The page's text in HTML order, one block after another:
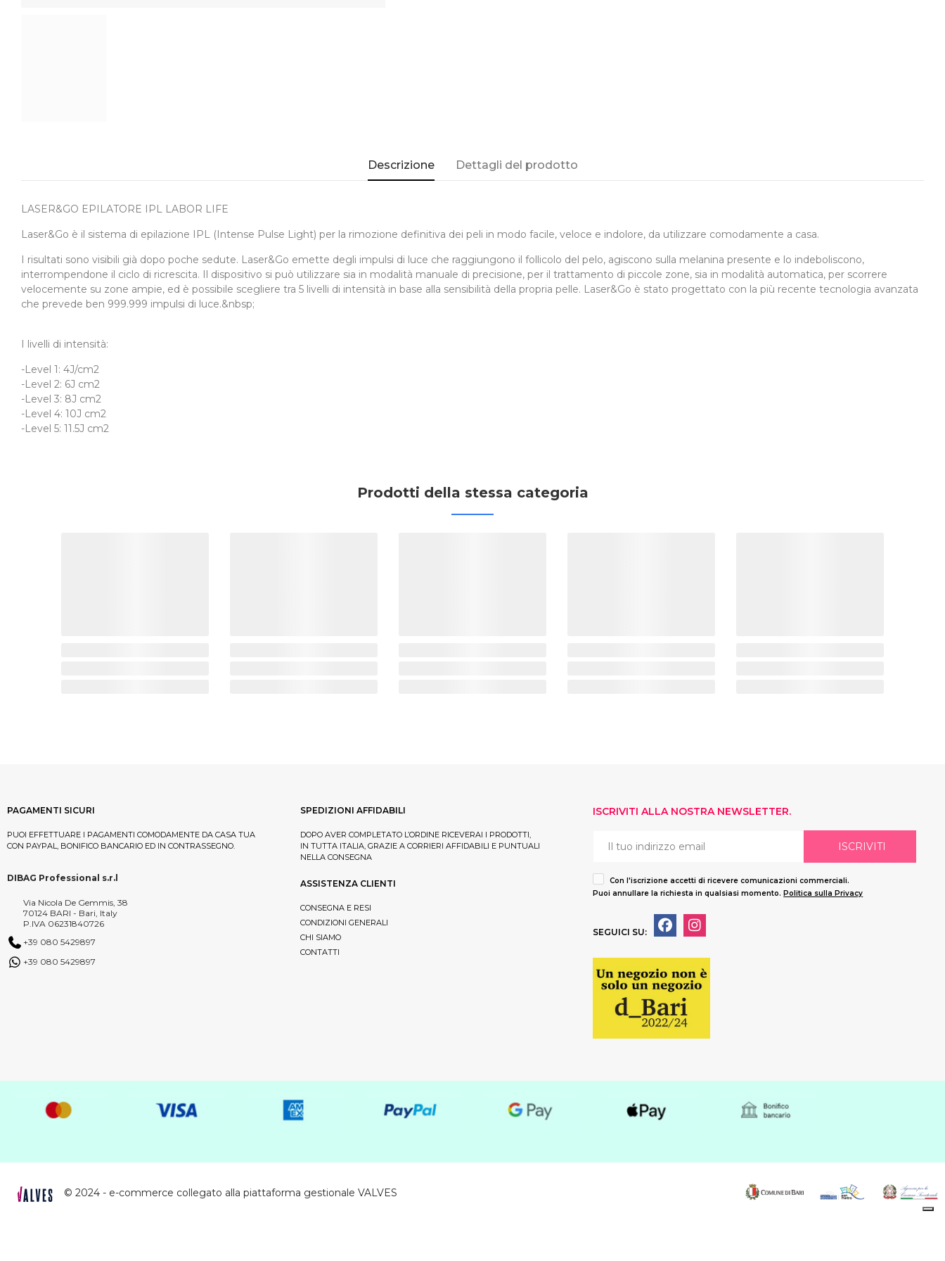
Descrizione Dettagli del prodotto
LASER&GO EPILATORE IPL LABOR LIFE
Laser&Go è il sistema di epilazione IPL (Intense Pulse Light) per la rimozione definitiva dei peli in modo facile, veloce e indolore, da utilizzare comodamente a casa.
I risultati sono visibili già dopo poche sedute. Laser&Go emette degli impulsi di luce che raggiungono il follicolo del pelo, agiscono sulla melanina presente e lo indeboliscono,
interrompendone il ciclo di ricrescita. Il dispositivo si può utilizzare sia in modalità manuale di precisione, per il trattamento di piccole zone, sia in modalità automatica, per scorrere
velocemente su zone ampie, ed è possibile scegliere tra 5 livelli di intensità in base alla sensibilità della propria pelle. Laser&Go è stato progettato con la più recente tecnologia avanzata
che prevede ben 999.999 impulsi di luce.&nbsp;
I livelli di intensità:
-Level 1: 4J/cm2
-Level 2: 6J cm2
-Level 3: 8J cm2
-Level 4: 10J cm2
-Level 5: 11.5J cm2
Prodotti della stessa categoria
PAGAMENTI SICURI
PUOI EFFETTUARE I PAGAMENTI COMODAMENTE DA CASA TUA
CON PAYPAL, BONIFICO BANCARIO ED IN CONTRASSEGNO.
DIBAG Professional s.r.l
Via Nicola De Gemmis, 38
70124 BARI - Bari, Italy
P.IVA 06231840726
+39 080 5429897
+39 080 5429897
SPEDIZIONI AFFIDABILI
DOPO AVER COMPLETATO L’ORDINE RICEVERAI I PRODOTTI,
IN TUTTA ITALIA, GRAZIE A CORRIERI AFFIDABILI E PUNTUALI
NELLA CONSEGNA
ASSISTENZA CLIENTI
CONSEGNA E RESI
CONDIZIONI GENERALI
CHI SIAMO
CONTATTI
ISCRIVITI ALLA NOSTRA NEWSLETTER.
ISCRIVITI
Con l'iscrizione accetti di ricevere comunicazioni commerciali.
Puoi annullare la richiesta in qualsiasi momento.Politica sulla Privacy
SEGUICI SU:
© 2024 - e-commerce collegato alla piattaforma gestionale VALVES